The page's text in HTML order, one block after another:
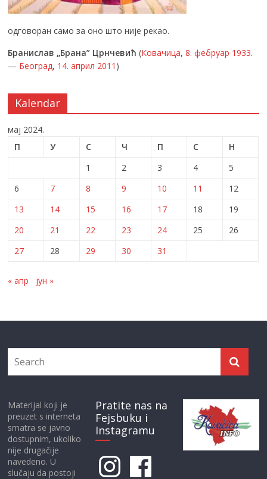
одговоран само за оно што није рекао.
Бранислав „Брана” Црнчевић (Ковачица,8. фебруар 1933.
— Београд, 14. април 2011 )
Kalendar
мај 2024.
П
У С Ч П С
Н
1
2 3 4
5
6
7 8 9 10 11
12
13
14 15 16 17 18
19
20
21 22 23 24 25
26
27
28 29 30 31
« апр јун »
Materijal koji je
preuzet s interneta
smatra se javno
dostupnim, ukoliko
nije drugačije
navedeno. U
slučaju da postoji
Pratite nas na
Fejsbuku i
Instagramu
InstagramFacebook